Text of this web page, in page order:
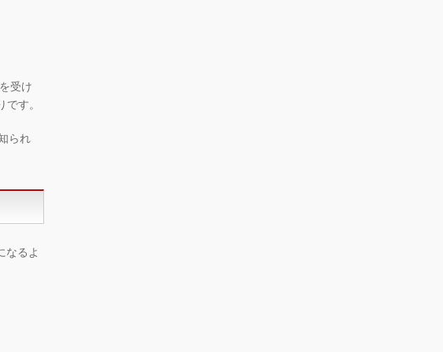
受け
す。
られ
なるよ